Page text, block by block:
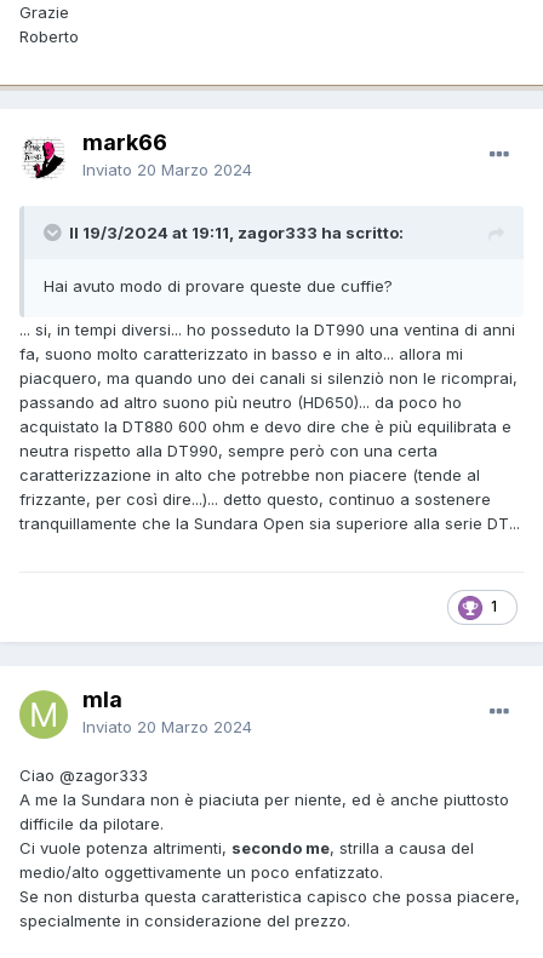
Grazie
Roberto
mark66
Inviato 20 Marzo 2024
Il 19/3/2024 at 19:11, zagor333 ha scritto:
Hai avuto modo di provare queste due cuffie?
... si, in tempi diversi... ho posseduto la DT990 una ventina di anni
fa, suono molto caratterizzato in basso e in alto... allora mi
piacquero, ma quando uno dei canali si silenziò non le ricomprai,
passando ad altro suono più neutro (HD650)... da poco ho
acquistato la DT880 600 ohm e devo dire che è più equilibrata e
neutra rispetto alla DT990, sempre però con una certa
caratterizzazione in alto che potrebbe non piacere (tende al
frizzante, per così dire...)... detto questo, continuo a sostenere
tranquillamente che la Sundara Open sia superiore alla serie DT...
1
mla
Inviato 20 Marzo 2024
Ciao @zagor333
A me la Sundara non è piaciuta per niente, ed è anche piuttosto
difficile da pilotare.
Ci vuole potenza altrimenti, secondo me, strilla a causa del
medio/alto oggettivamente un poco enfatizzato.
Se non disturba questa caratteristica capisco che possa piacere,
specialmente in considerazione del prezzo.